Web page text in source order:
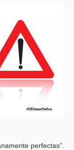
perfectas”.